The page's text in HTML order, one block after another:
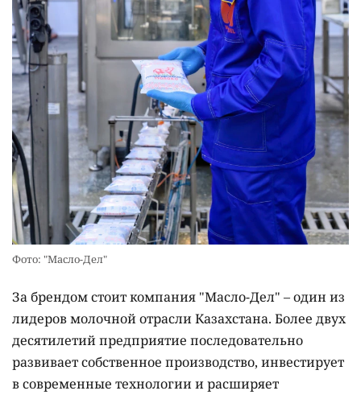
Фото: "Масло-Дел"
За брендом стоит компания "Масло-Дел" – один из
лидеров молочной отрасли Казахстана. Более двух
десятилетий предприятие последовательно
развивает собственное производство, инвестирует
в современные технологии и расширяет